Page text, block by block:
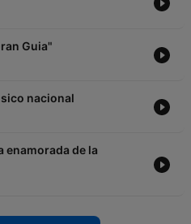
Guia"
nacional
enamorada de la